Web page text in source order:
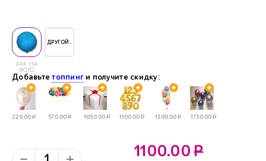
КАК НА
ФОТО
ДРУГОЙ..
Добавьтетоппинг и получите скидку:
229.00Р 570.00Р 1050.00Р 1100.00Р 1390.00Р 1750.00Р
1100.00Р